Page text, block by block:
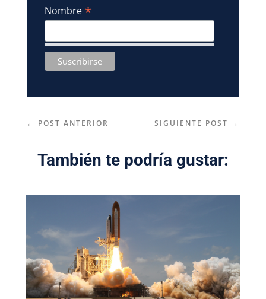
Nombre *
← POST ANTERIOR SIGUIENTE POST →
También te podría gustar: